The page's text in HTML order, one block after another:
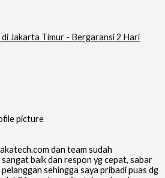
Jakarta Timur - Bergaransi 2 Hari
dan team sudah
baik dan respon yg cepat, sabar
sehingga saya pribadi puas dg